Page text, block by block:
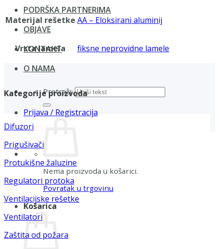
PODRŠKA PARTNERIMA
OBJAVE
KONTAKT
O NAMA
Pretraži:
Prijava / Registracija
Nema proizvoda u košarici.
Povratak u trgovinu
Košarica
Materijal rešetke AA – Eloksirani aluminij
Vrsta lamela fiksne neprovidne lamele
Kategorije proizvoda
Difuzori
Prigušivači
Protukišne žaluzine
Regulatori protoka
Ventilacijske rešetke
Ventilatori
Zaštita od požara